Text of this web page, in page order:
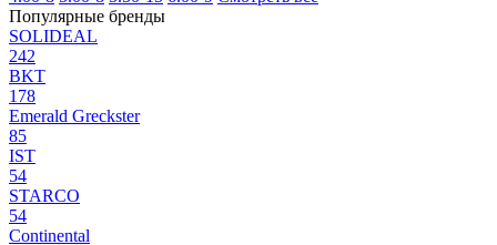
Популярные бренды
SOLIDEAL
242
BKT
178
Emerald Greckster
85
IST
54
STARCO
54
Continental